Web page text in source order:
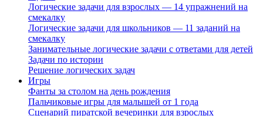
Логические задачи для взрослых — 14 упражнений на
смекалку
Логические задачи для школьников — 11 заданий на
смекалку
Занимательные логические задачи с ответами для детей
Задачи по истории
Решение логических задач
Игры
Фанты за столом на день рождения
Пальчиковые игры для малышей от 1 года
Сценарий пиратской вечеринки для взрослых